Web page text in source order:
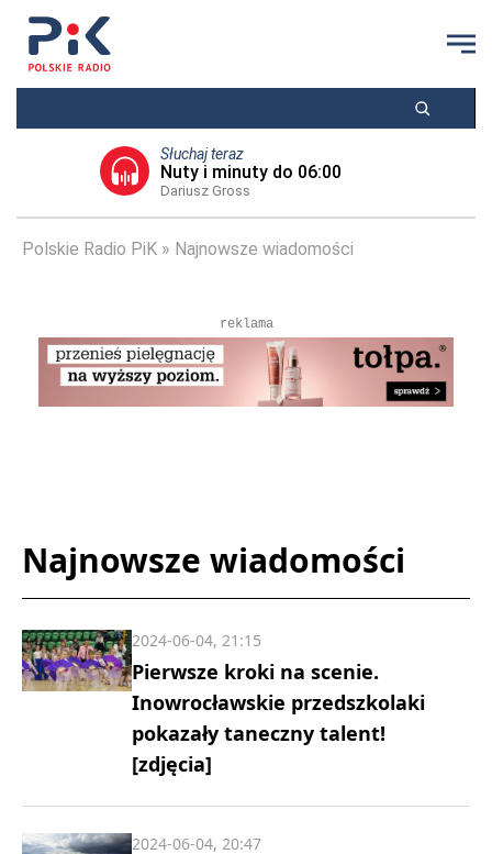
Słuchaj teraz
Nuty i minuty do 06:00
Dariusz Gross
Polskie Radio PiK Najnowsze wiadomości
reklama
Najnowsze wiadomości
Pierwsze kroki na scenie.
Inowrocławskie przedszkolaki
pokazały taneczny talent!
[zdjęcia]
2024-06-04, 21:15
2024-06-04, 20:47